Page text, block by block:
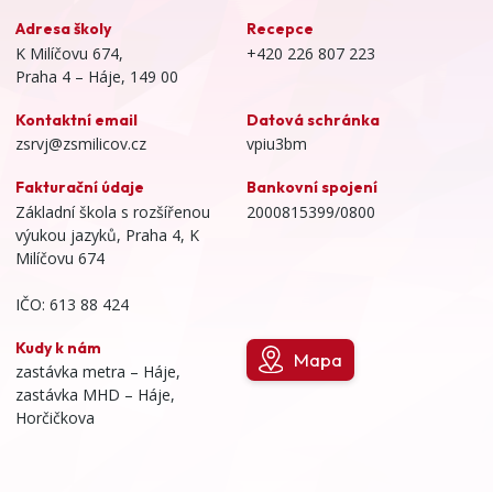
Adresa školy
K Milíčovu 674,
Praha 4 – Háje, 149 00
Recepce
+420 226 807 223
Kontaktní email
zsrvj@zsmilicov.cz
Datová schránka
vpiu3bm
Fakturační údaje
Základní škola s rozšířenou
výukou jazyků, Praha 4, K
Milíčovu 674
IČO: 613 88 424
Bankovní spojení
2000815399/0800
Kudy k nám
zastávka metra – Háje,
zastávka MHD – Háje,
Horčičkova
Mapa